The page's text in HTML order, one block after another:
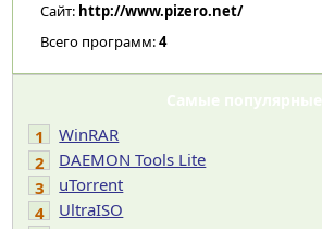
Сайт: http://www.pizero.net/
Всего программ:4
Самые популярные
1
WinRAR
2
DAEMON Tools Lite
3
uTorrent
4
UltraISO